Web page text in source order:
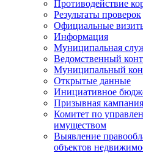
Противодействие
Результаты проверок
Официальные
Информация
Муниципальная
Ведомственный
Муниципальный
Открытые данные
Инициативное
Призывная кампания
Комитет по
имуществом
Выявление
объектов